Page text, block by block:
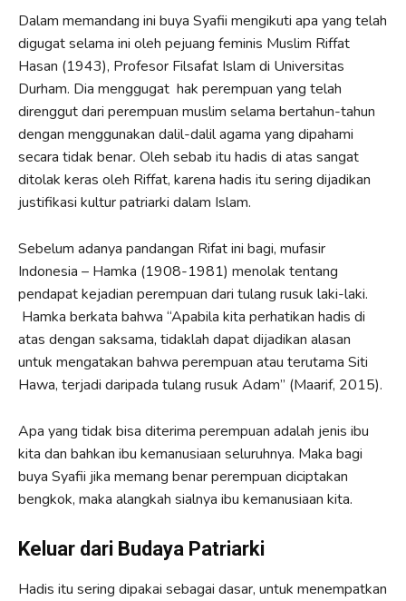
Dalam memandang ini buya Syafii mengikuti apa yang telah
digugat selama ini oleh pejuang feminis Muslim Riffat
Hasan (1943), Profesor Filsafat Islam di Universitas
Durham. Dia menggugat hak perempuan yang telah
direnggut dari perempuan muslim selama bertahun-tahun
dengan menggunakan dalil-dalil agama yang dipahami
secara tidak benar. Oleh sebab itu hadis di atas sangat
ditolak keras oleh Riffat, karena hadis itu sering dijadikan
justifikasi kultur patriarki dalam Islam.
Sebelum adanya pandangan Rifat ini bagi, mufasir
Indonesia – Hamka (1908-1981) menolak tentang
pendapat kejadian perempuan dari tulang rusuk laki-laki.
Hamka berkata bahwa “Apabila kita perhatikan hadis di
atas dengan saksama, tidaklah dapat dijadikan alasan
untuk mengatakan bahwa perempuan atau terutama Siti
Hawa, terjadi daripada tulang rusuk Adam” (Maarif, 2015).
Apa yang tidak bisa diterima perempuan adalah jenis ibu
kita dan bahkan ibu kemanusiaan seluruhnya. Maka bagi
buya Syafii jika memang benar perempuan diciptakan
bengkok, maka alangkah sialnya ibu kemanusiaan kita.
Keluar dari Budaya Patriarki
Hadis itu sering dipakai sebagai dasar, untuk menempatkan